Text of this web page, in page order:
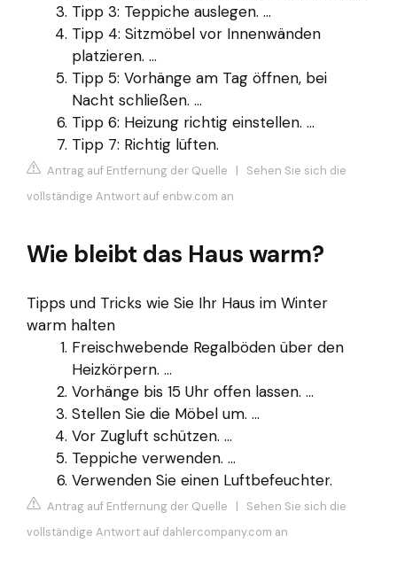
Tipp 3: Teppiche auslegen. ...
Tipp 4: Sitzmöbel vor Innenwänden
platzieren. ...
Tipp 5: Vorhänge am Tag öffnen, bei
Nacht schließen. ...
Tipp 6: Heizung richtig einstellen. ...
Tipp 7: Richtig lüften.
Antrag auf Entfernung der Quelle | Sehen Sie sich die
vollständige Antwort auf enbw.com an
Wie bleibt das Haus warm?
Tipps und Tricks wie Sie Ihr Haus im Winter
warm halten
Freischwebende Regalböden über den
Heizkörpern. ...
Vorhänge bis 15 Uhr offen lassen. ...
Stellen Sie die Möbel um. ...
Vor Zugluft schützen. ...
Teppiche verwenden. ...
Verwenden Sie einen Luftbefeuchter.
Antrag auf Entfernung der Quelle | Sehen Sie sich die
vollständige Antwort auf dahlercompany.com an